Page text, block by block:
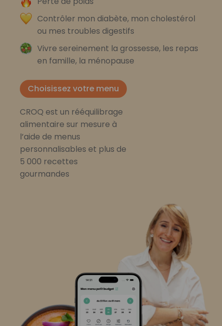
Contrôler mon diabète, mon cholestérol
ou mes troubles digestifs
Vivre sereinement la grossesse, les repas
en famille, la ménopause
Choisissez votre menu
CROQ est un rééquilibrage
alimentaire sur mesure à
l’aide de menus
personnalisables et plus de
5 000 recettes
gourmandes